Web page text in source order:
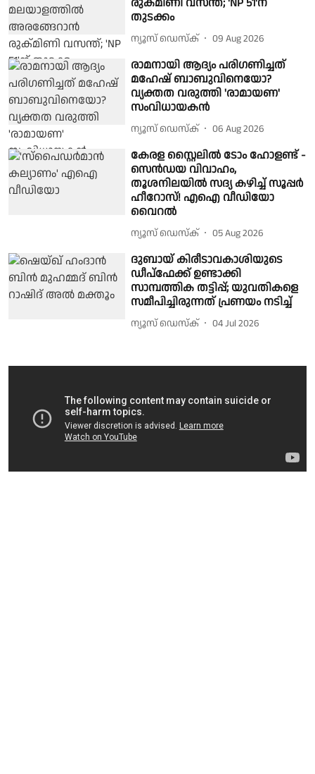
രുക്മിണി വസന്ത്; 'NP 51'ന്
തുടക്കം
ന്യൂസ് ഡെസ്ക് 09 Aug 2026
രാമനായി ആദ്യം പരിഗണിച്ചത്
മഹേഷ് ബാബുവിനെയോ?
വ്യക്തത വരുത്തി 'രാമായണ'
സംവിധായകൻ
ന്യൂസ് ഡെസ്ക് 06 Aug 2026
കേരള സ്റ്റൈലിൽ ടോം ഹോളണ്ട് -
സെൻഡയ വിവാഹം,
തൂശനിലയിൽ സദ്യ കഴിച്ച് സൂപ്പർ
ഹീറോസ്! എഐ വീഡിയോ
വൈറൽ
ന്യൂസ് ഡെസ്ക് 05 Aug 2026
ദുബായ് കിരീടാവകാശിയുടെ
ഡീപ്ഫേക്ക് ഉണ്ടാക്കി
സാമ്പത്തിക തട്ടിപ്പ്; യുവതികളെ
സമീപിച്ചിരുന്നത് പ്രണയം നടിച്ച്
ന്യൂസ് ഡെസ്ക് 04 Jul 2026